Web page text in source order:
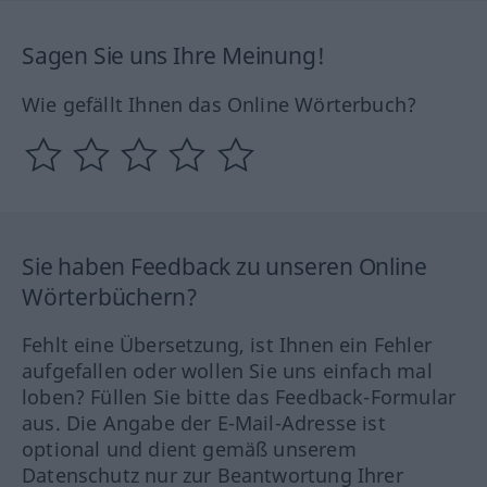
Sagen Sie uns Ihre Meinung!
Wie gefällt Ihnen das Online Wörterbuch?
Sie haben Feedback zu unseren Online
Wörterbüchern?
Fehlt eine Übersetzung, ist Ihnen ein Fehler
aufgefallen oder wollen Sie uns einfach mal
loben? Füllen Sie bitte das Feedback-Formular
aus. Die Angabe der E-Mail-Adresse ist
optional und dient gemäß unserem
Datenschutz nur zur Beantwortung Ihrer